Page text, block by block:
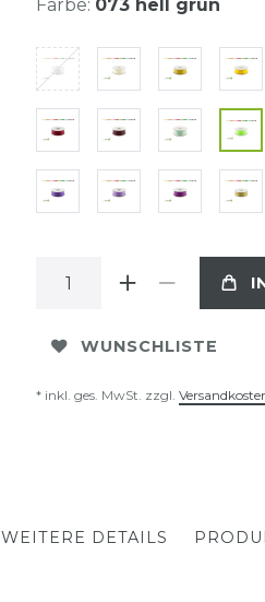
Farbe: 073 hell grün
WUNSCHLISTE
* inkl. ges. MwSt. zzgl.
WEITERE DETAILS